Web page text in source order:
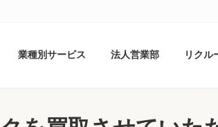
業種別サービス 法人営業部 リクル